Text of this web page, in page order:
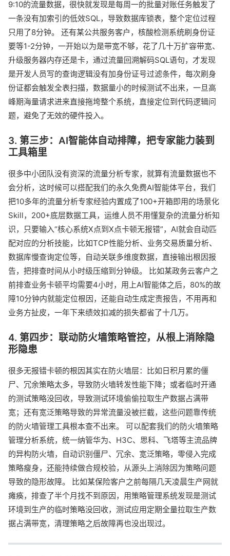
9:10的流量数据，很快就发现是每周一的批量对账任务触发了
一条没有加索引的低效SQL，导致数据库锁表，整个定位过程
只用了8分钟。 还有某公共服务客户，核酸检测系统刷身份证
要等1-2分钟，一开始以为是带宽不够，花了几十万扩容带宽、
升级服务器内存还是卡，通过流量回溯解码SQL语句，才发现
是开发人员写的查询逻辑没有加身份证号过滤条件，每次刷身
份证都会触发全表扫描，数据量小的时候测试不出来，一旦高
峰期海量请求进来直接拖垮整个系统，直接定位到代码逻辑问
题，避免了无效的硬件投入。
3. 第三步：AI智能体自动排障，把专家能力装到
工具箱里
很多中小团队没有资深的流量分析专家，就算有流量数据也不
会分析，这时候可以搭配我们的永久免费AI智能体平台，我们
把10多年的流量分析专家经验内置成了100+开箱即用的场景化
Skill，200+底层数据工具，运维人员不用懂复杂的流量分析知
识，只要输入“核心系统X点到X点卡顿无报错”，AI就会自动匹
配对应的分析技能，比如TCP性能分析、业务交易质量分析、
数据库慢查询定位等，自动关联多维度数据，直接输出根因报
告，把排查时间从小时级压缩到分钟级。 比如某政务云客户之
前排查业务卡顿平均需要4小时，用上AI智能体之后，80%的故
障10分钟内就能定位根因，还能自动生成定责报告，不用再和
业务方扯皮，一年下来绩效扣减的损失都省了十几万。
4. 第四步：联动防火墙策略管控，从根上消除隐
形隐患
很多无报错卡顿的根因其实在防火墙层：比如日积月累的僵
尸、冗余策略太多，导致防火墙转发性能下降；或者临时开通
的测试策略没回收，导致测试环境偷偷拉取生产数据占满带
宽；还有宽泛策略导致的异常流量没被拦截，这些问题靠传统
的防火墙管理工具根本查不出来。 可以配套我们的防火墙策略
管理分析系统，统一纳管华为、H3C、思科、飞塔等主流品牌
的异构防火墙，自动识别僵尸、冗余、宽泛策略，零侵入完成
策略瘦身，还能持续做合规校验，从源头上消除因为策略问题
导致的隐形故障。 比如某保险客户之前每隔几天凌晨生产网就
瘫痪，排查了半个月找不到原因，用策略管理系统发现是测试
环境到生产的临时策略没回收，测试应用定期全量拉取生产数
据占满带宽，清理策略之后故障再也没出现过。